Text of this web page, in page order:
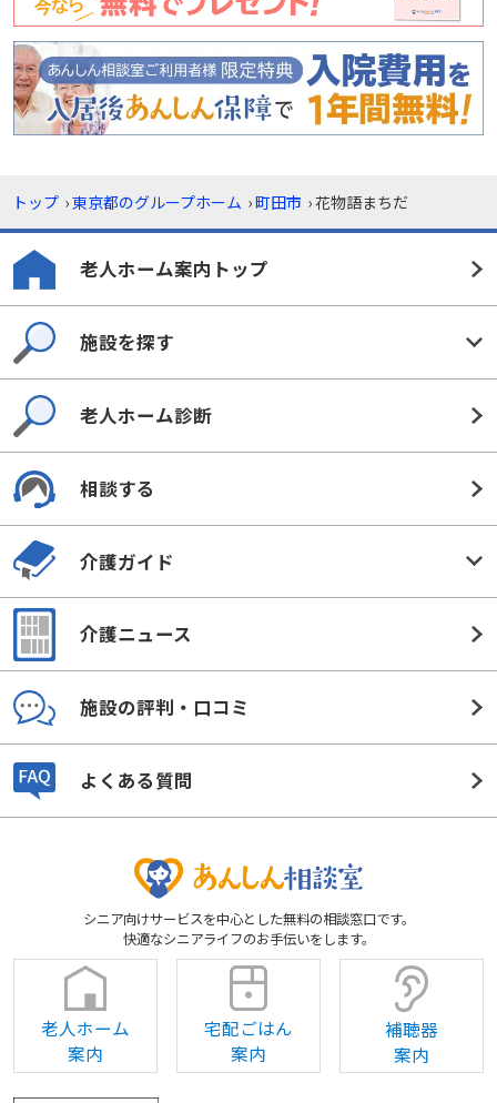
トップ ›東京都のグループホーム ›町田市 ›花物語まちだ
老人ホーム案内トップ
施設を探す
老人ホーム診断
相談する
介護ガイド
介護ニュース
施設の評判・口コミ
よくある質問
シニア向けサービスを中心とした無料の相談窓口です。
快適なシニアライフのお手伝いをします。
老人ホーム
案内
宅配ごはん
案内
補聴器
案内